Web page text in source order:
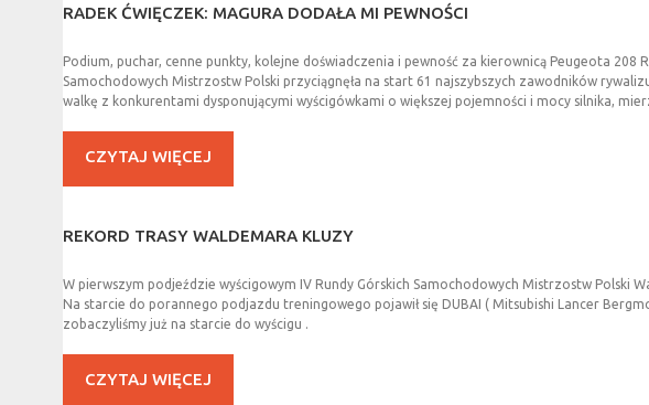
RADEK ĆWIĘCZEK: MAGURA DODAŁA MI PEWNOŚCI
Podium, puchar, cenne punkty, kolejne doświadczenia i pewność za kierownicą Peugeota 208
Samochodowych Mistrzostw Polski przyciągnęła na start 61 najszybszych zawodników
walkę z konkurentami dysponującymi wyścigówkami o większej pojemności i mocy silnika,
CZYTAJ WIĘCEJ
REKORD TRASY WALDEMARA KLUZY
W pierwszym podjeździe wyścigowym IV Rundy Górskich Samochodowych Mistrzostw Polski
Na starcie do porannego podjazdu treningowego pojawił się DUBAI ( Mitsubishi Lancer
zobaczyliśmy już na starcie do wyścigu .
CZYTAJ WIĘCEJ